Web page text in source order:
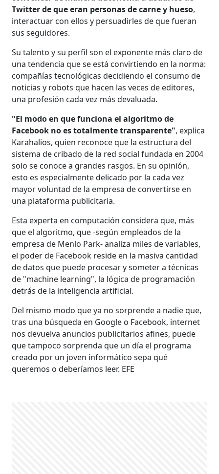
Twitter de que eran personas de carne y hueso,
interactuar con ellos y persuadirles de que fueran
sus seguidores.
Su talento y su perfil son el exponente más claro de
una tendencia que se está convirtiendo en la norma:
compañías tecnológicas decidiendo el consumo de
noticias y robots que hacen las veces de editores,
una profesión cada vez más devaluada.
"El modo en que funciona el algoritmo de
Facebook no es totalmente transparente", explica
Karahalios, quien reconoce que la estructura del
sistema de cribado de la red social fundada en 2004
solo se conoce a grandes rasgos. En su opinión,
esto es especialmente delicado por la cada vez
mayor voluntad de la empresa de convertirse en
una plataforma publicitaria.
Esta experta en computación considera que, más
que el algoritmo, que -según empleados de la
empresa de Menlo Park- analiza miles de variables,
el poder de Facebook reside en la masiva cantidad
de datos que puede procesar y someter a técnicas
de "machine learning", la lógica de programación
detrás de la inteligencia artificial.
Del mismo modo que ya no sorprende a nadie que,
tras una búsqueda en Google o Facebook, internet
nos devuelva anuncios publicitarios afines, puede
que tampoco sorprenda que un día el programa
creado por un joven informático sepa qué
queremos o deberíamos leer. EFE